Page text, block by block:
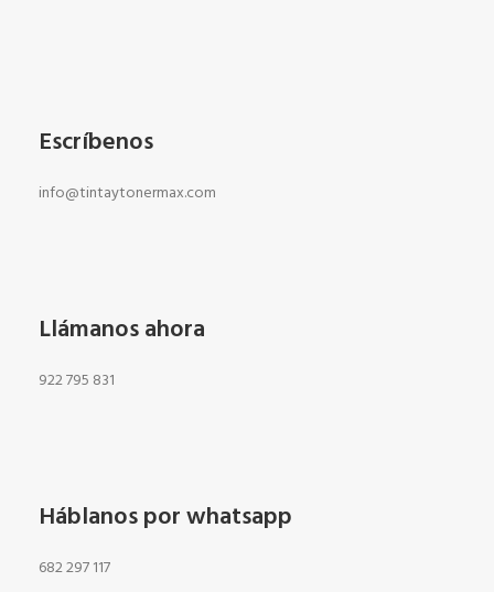
Escríbenos
info@tintaytonermax.com
Llámanos ahora
922 795 831
Háblanos por whatsapp
682 297 117